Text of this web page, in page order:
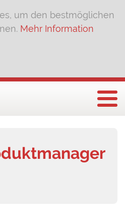
um den bestmöglichen
Mehr Information